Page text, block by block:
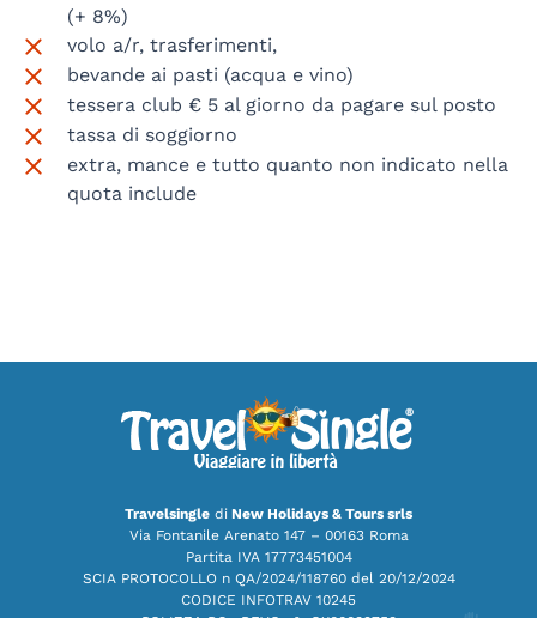
(+ 8%)
volo a/r, trasferimenti,
bevande ai pasti (acqua e vino)
tessera club € 5 al giorno da pagare sul posto
tassa di soggiorno
extra, mance e tutto quanto non indicato nella
quota include
Travelsingle di New Holidays & Tours srls
Via Fontanile Arenato 147 – 00163 Roma
Partita IVA 17773451004
SCIA PROTOCOLLO n QA/2024/118760 del 20/12/2024
CODICE INFOTRAV 10245